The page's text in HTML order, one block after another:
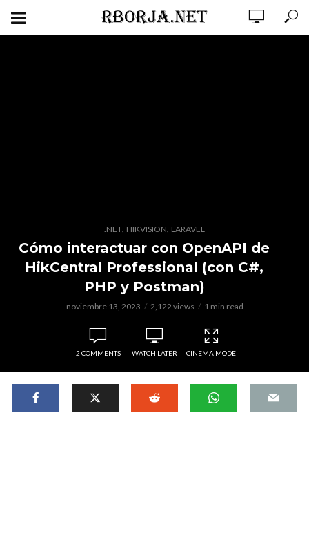
.NET, HIKVISION, LARAVEL
Cómo interactuar con OpenAPI de
HikCentral Professional (con C#,
PHP y Postman)
noviembre 13, 2023 2,122 views 1 min read
2 COMMENTS WATCH LATER CINEMA MODE